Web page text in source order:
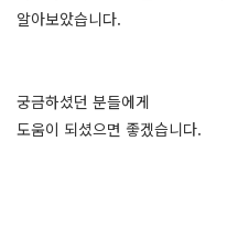
알아보았습니다.
궁금하셨던 분들에게
도움이 되셨으면 좋겠습니다.